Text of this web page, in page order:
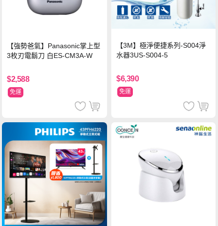
【強勢爸氣】Panasonic掌上型
3枚刃電鬍刀 白ES-CM3A-W
$2,588
免運
【3M】極淨便捷系列-S004淨
水器3US-S004-5
$6,390
免運